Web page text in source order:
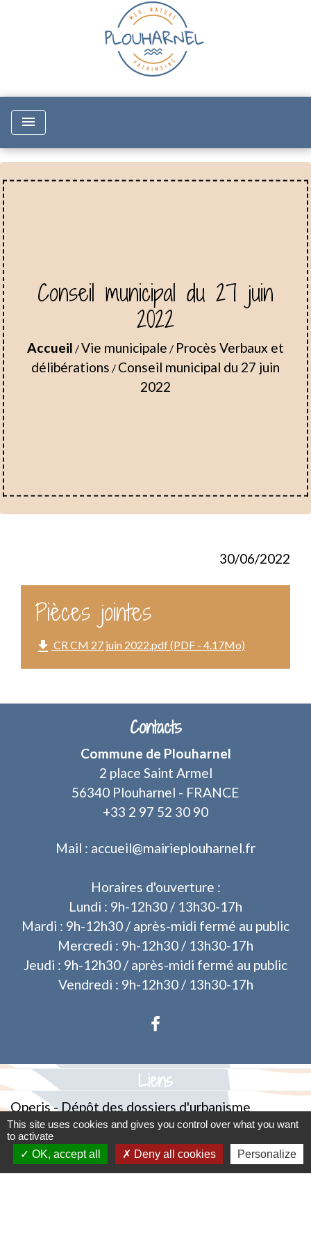
menu
Conseil municipal du 27 juin
2022
Accueil /Vie municipale / Procès Verbaux et
délibérations / Conseil municipal du 27 juin
2022
30/06/2022
Pièces jointes
file_download CR CM 27 juin 2022.pdf (PDF - 4.17Mo)
Contacts
Commune de Plouharnel
2 place Saint Armel
56340 Plouharnel - FRANCE
+33 2 97 52 30 90
Mail : accueil@mairieplouharnel.fr
Horaires d'ouverture :
Lundi : 9h-12h30 / 13h30-17h
Mardi : 9h-12h30 / après-midi fermé au public
Mercredi : 9h-12h30 / 13h30-17h
Jeudi : 9h-12h30 / après-midi fermé au public
Vendredi : 9h-12h30 / 13h30-17h
Liens
Operis - Dépôt des dossiers d'urbanisme
Mentions légales Politique de confidentialité
Accessibilité Plan du site
This site uses cookies and gives you control over what you want
to activate
OK, accept all
Deny all cookies Personalize